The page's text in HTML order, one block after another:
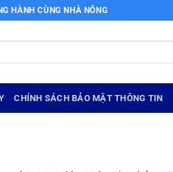
HÀNH CÙNG NHÀ NÔNG
CHÍNH SÁCH BẢO MẬT THÔNG TIN